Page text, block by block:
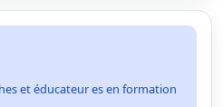
et éducateur es en formation